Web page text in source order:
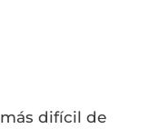
difícil de